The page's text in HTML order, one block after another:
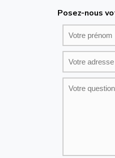
Posez-nous